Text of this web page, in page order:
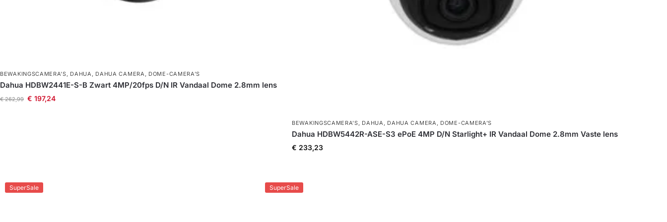
BEWAKINGSCAMERA'S, DAHUA, DAHUA CAMERA, DOME-CAMERA’S
Dahua HDBW2441E-S-B Zwart 4MP/20fps D/N IR Vandaal Dome 2.8mm lens
€262,99 € 197,24
BEWAKINGSCAMERA'S, DAHUA, DAHUA CAMERA, DOME-CAMERA’S
Dahua HDBW5442R-ASE-S3 ePoE 4MP D/N Starlight+ IR Vandaal Dome 2.8mm Vaste lens
€ 233,23
SuperSale SuperSale